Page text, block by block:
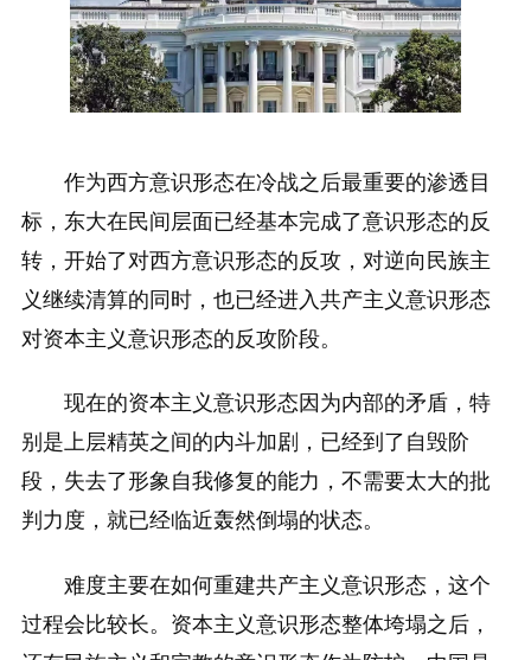
作为西方意识形态在冷战之后最重要的渗透目
标，东大在民间层面已经基本完成了意识形态的反
转，开始了对西方意识形态的反攻，对逆向民族主
义继续清算的同时，也已经进入共产主义意识形态
对资本主义意识形态的反攻阶段。
现在的资本主义意识形态因为内部的矛盾，特
别是上层精英之间的内斗加剧，已经到了自毁阶
段，失去了形象自我修复的能力，不需要太大的批
判力度，就已经临近轰然倒塌的状态。
难度主要在如何重建共产主义意识形态，这个
过程会比较长。资本主义意识形态整体垮塌之后，